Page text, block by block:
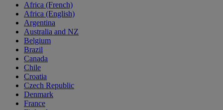
Africa (French)
Africa (English)
Argentina
Australia and NZ
Belgium
Brazil
Canada
Chile
Croatia
Czech Republic
Denmark
France